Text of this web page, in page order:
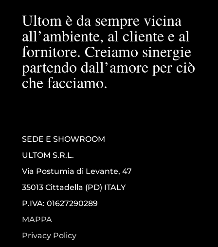
Ultom è da sempre vicina
all’ambiente, al cliente e al
fornitore. Creiamo sinergie
partendo dall’amore per ciò
che facciamo.
SEDE E SHOWROOM
ULTOM S.R.L.
Via Postumia di Levante, 47
35013 Cittadella (PD) ITALY
P.IVA: 01627290289
MAPPA
Privacy Policy